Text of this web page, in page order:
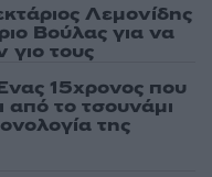
Λεμονίδης
Βούλας για να
γιο τους
15χρονος που
από το τσουνάμι
της